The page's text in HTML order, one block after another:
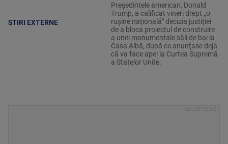
STIRI EXTERNE
Preşedintele american, Donald
Trump, a calificat vineri drept „o
ruşine naţională" decizia justiţiei
de a bloca proiectul de construire
a unei monumentale săli de bal la
Casa Albă, după ce anunţase deja
că va face apel la Curtea Supremă
a Statelor Unite.